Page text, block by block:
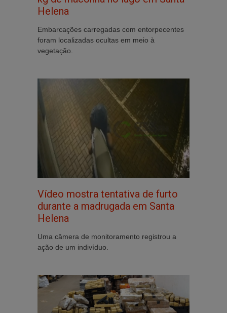
Helena
Embarcações carregadas com entorpecentes
foram localizadas ocultas em meio à
vegetação.
Vídeo mostra tentativa de furto
durante a madrugada em Santa
Helena
Uma câmera de monitoramento registrou a
ação de um indivíduo.